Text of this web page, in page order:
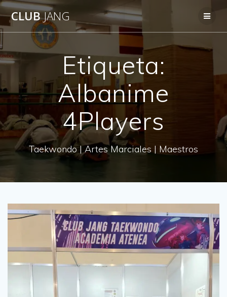
Saltar
al
contenido
CLUBJANG
Etiqueta:
Albanime
4Players
Taekwondo | Artes Marciales | Maestros